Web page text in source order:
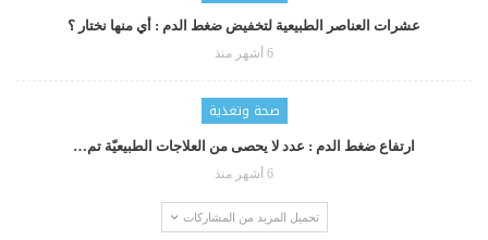
عشرات العناصر الطبيعية لتخفيض ضغط الدم : أي منها نختار ؟
6 أشهر منذ
صحة وتغذية
ارتفاع ضغط الدم : عدد لا يحصى من العلاجات الطبيعيّة تم…
6 أشهر منذ
تحميل المزيد من المشاركات